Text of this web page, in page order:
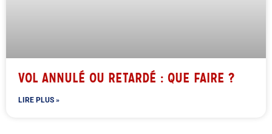
VOL ANNULÉ OU RETARDÉ : QUE FAIRE ?
LIRE PLUS »